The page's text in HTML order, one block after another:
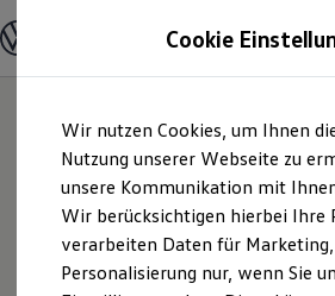
Hauptinhalt
springen
Footer
springen
Modelle und Konfigurator
Konfigurator
Modelle vergleichen
Elektroautos
ENERGY Sondermodelle
Nutzfahrzeuge
SUV und CUV
Familienautos
Kombis
Kompaktwagen
Sportwagen
automobile
Cookie
Wir nutzen Cookies, um Ihnen
Nutzung unserer Webseite zu
unsere Kommunikation mit
Wir berücksichtigen hierbei Ihre
verarbeiten Daten für
Personalisierung nur, wenn Sie